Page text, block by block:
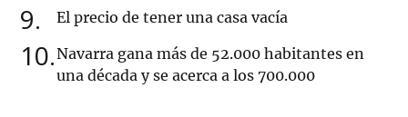
9 El precio de tener una casa vacía
10 Navarra gana más de 52.000 habitantes en
una década y se acerca a los 700.000